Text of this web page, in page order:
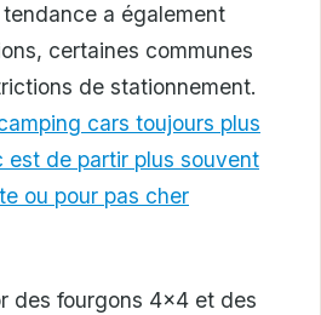
a également
certaines communes
de stationnement.
cars toujours plus
est de partir plus souvent
ou pour pas cher
des fourgons 4×4 et des